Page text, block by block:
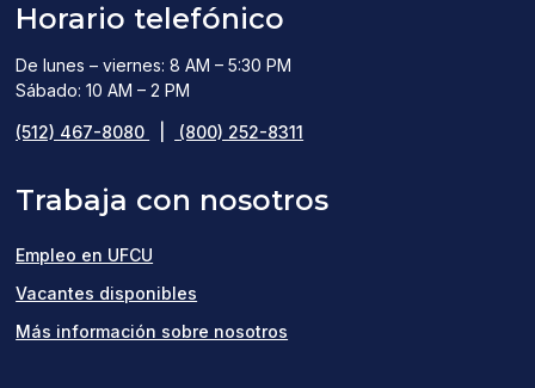
Horario telefónico
De lunes – viernes: 8 AM – 5:30 PM
Sábado: 10 AM – 2 PM
(512) 467-8080 (800) 252-8311
Trabaja con nosotros
Empleo en UFCU
Vacantes disponibles
in
Más información sobre nosotros